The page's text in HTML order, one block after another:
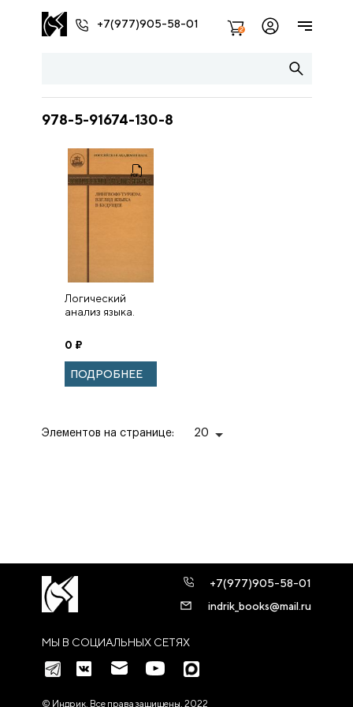
+7(977)905-58-01 2
978-5-91674-130-8
Логический
анализ языка.
Взгляд языка в
будущее
0 ₽
ПОДРОБНЕЕ
Элементов на странице: 20
МЫ В СОЦИАЛЬНЫХ СЕТЯХ
+7(977)905-58-01
indrik_books@mail.ru
© Индрик. Все права защищены, 2022